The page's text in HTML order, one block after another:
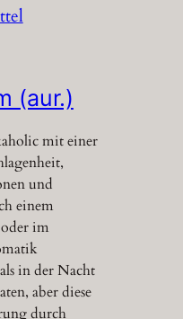
(aur.)
mit einer
und
einem
im
in der Nacht
aber diese
durch